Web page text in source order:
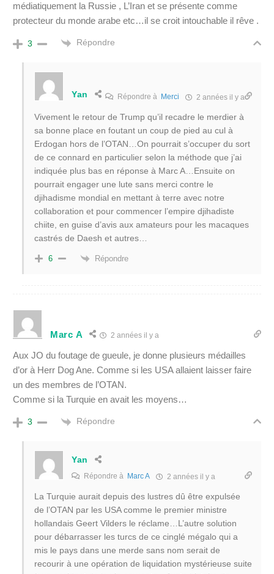
médiatiquement la Russie , L’Iran et se présente comme
protecteur du monde arabe etc…il se croit intouchable il rêve .
3 Répondre
Yan Répondre à Merci 2 années il y a
Vivement le retour de Trump qu’il recadre le merdier à
sa bonne place en foutant un coup de pied au cul à
Erdogan hors de l’OTAN…On pourrait s’occuper du sort
de ce connard en particulier selon la méthode que j’ai
indiquée plus bas en réponse à Marc A…Ensuite on
pourrait engager une lute sans merci contre le
djihadisme mondial en mettant à terre avec notre
collaboration et pour commencer l’empire djihadiste
chiite, en guise d’avis aux amateurs pour les macaques
castrés de Daesh et autres…
6 Répondre
Marc A 2 années il y a
Aux JO du foutage de gueule, je donne plusieurs médailles
d’or à Herr Dog Ane. Comme si les USA allaient laisser faire
un des membres de l’OTAN.
Comme si la Turquie en avait les moyens…
3 Répondre
Yan
Répondre à Marc A 2 années il y a
La Turquie aurait depuis des lustres dû être expulsée
de l’OTAN par les USA comme le premier ministre
hollandais Geert Vilders le réclame…L’autre solution
pour débarrasser les turcs de ce cinglé mégalo qui a
mis le pays dans une merde sans nom serait de
recourir à une opération de liquidation mystérieuse suite